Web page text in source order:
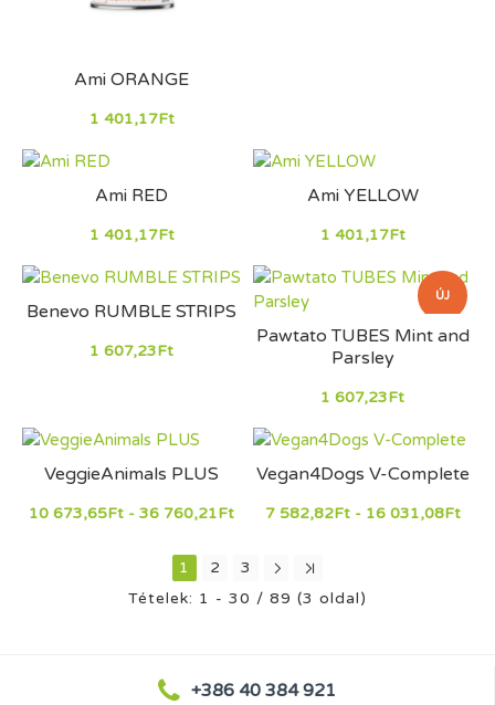
Ami ORANGE
1 401,17Ft
Ami RED
1 401,17Ft
Ami YELLOW
1 401,17Ft
Benevo RUMBLE STRIPS
1 607,23Ft
ÚJ
Pawtato TUBES Mint and
Parsley
1 607,23Ft
VeggieAnimals PLUS
10 673,65Ft - 36 760,21Ft
Vegan4Dogs V-Complete
7 582,82Ft - 16 031,08Ft
1 2
3
Tételek: 1 - 30 / 89 (3 oldal)
+386 40 384 921